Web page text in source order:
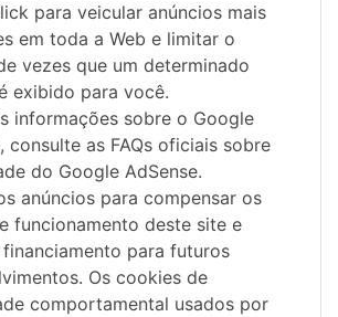
para veicular anúncios mais
em toda a Web e limitar o
vezes que um determinado
exibido para você.
informações sobre o Google
consulte as FAQs oficiais sobre
do Google AdSense.
anúncios para compensar os
funcionamento deste site e
para futuros
Os cookies de
comportamental usados ​​por